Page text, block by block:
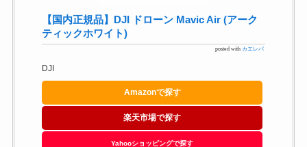
【国内正規品】DJI ドローン Mavic Air (アーク
ティックホワイト)
posted with カエレバ
DJI
Amazonで探す
楽天市場で探す
Yahooショッピングで探す